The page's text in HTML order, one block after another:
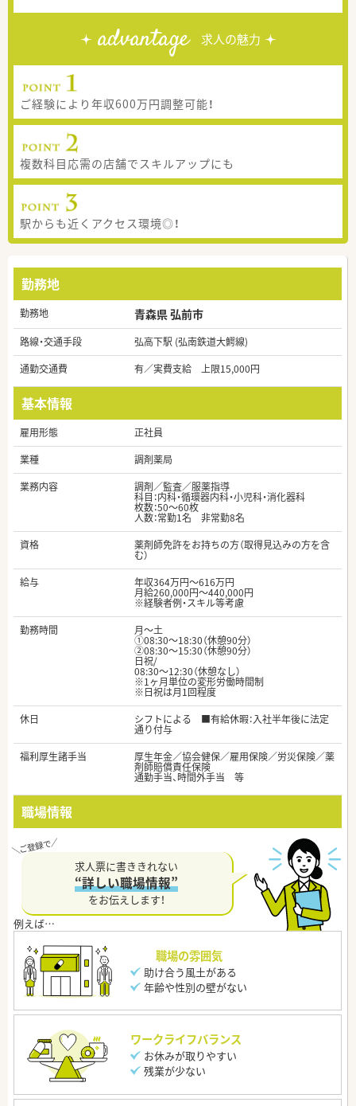
advantage 求人の魅力
ご経験により年収600万円調整可能！
複数科目応需の店舗でスキルアップにも
駅からも近くアクセス環境◎！
勤務地
勤務地 青森県 弘前市
路線・交通手段
弘高下駅 (弘南鉄道大鰐線)
通勤交通費
有／実費支給 上限15,000円
基本情報
雇用形態
正社員
業種
調剤薬局
業務内容
調剤／監査／服薬指導
科目：内科・循環器内科・小児科・消化器科
枚数：50～60枚
人数：常勤1名 非常勤8名
資格
薬剤師免許をお持ちの方（取得見込みの方を含
む）
給与
年収364万円～616万円
月給260,000円～440,000円
※経験者例・スキル等考慮
勤務時間
月～土
①08:30～18:30（休憩90分）
②08:30～15:30（休憩90分）
日祝/
08:30～12:30（休憩なし）
※1ヶ月単位の変形労働時間制
※日祝は月1回程度
休日
シフトによる ■有給休暇：入社半年後に法定
通り付与
福利厚生諸手当
厚生年金／協会健保／雇用保険／労災保険／薬
剤師賠償責任保険
通勤手当、時間外手当 等
職場情報
求人票に書ききれない
“詳しい職場情報”
をお伝えします！
職場の雰囲気
助け合う風土がある
年齢や性別の壁がない
ワークライフバランス
お休みが取りやすい
残業が少ない